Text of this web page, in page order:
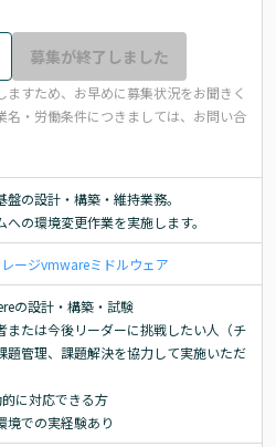
募集が終了しました
すため、お早めに募集状況をお聞きく
名・労働条件につきましては、お問い合
盤の設計・構築・維持業務。
の環境変更作業を実施します。
ージvmwareミドルウェア
の設計・構築・試験
または今後リーダーに挑戦したい人（チ
題管理、課題解決を協力して実施いただ
に対応できる方
境での実経験あり